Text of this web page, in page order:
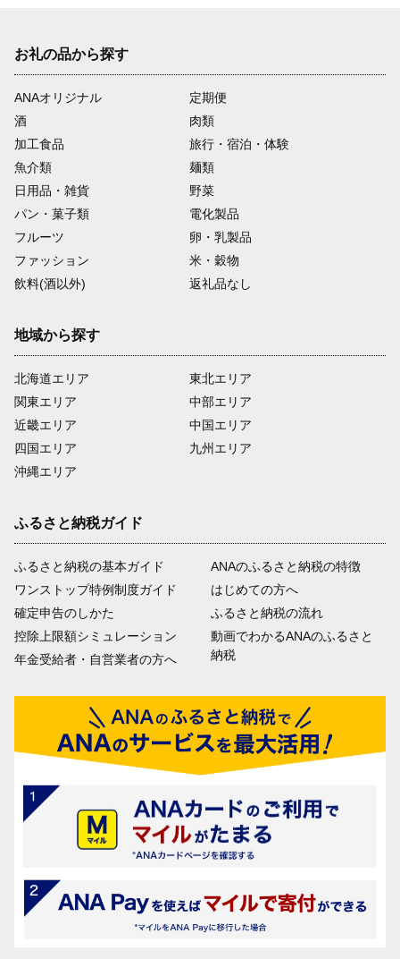
お礼の品から探す
ANAオリジナル
定期便
酒
肉類
加工食品
旅行・宿泊・体験
魚介類
麺類
日用品・雑貨
野菜
パン・菓子類
電化製品
フルーツ
卵・乳製品
ファッション
米・穀物
飲料(酒以外)
返礼品なし
地域から探す
北海道エリア
関東エリア
近畿エリア
四国エリア
沖縄エリア
東北エリア
中部エリア
中国エリア
九州エリア
ふるさと納税ガイド
ふるさと納税の基本ガイド
ワンストップ特例制度ガイド
確定申告のしかた
控除上限額シミュレーション
年金受給者・自営業者の方へ
ANAのふるさと納税の特徴
はじめての方へ
ふるさと納税の流れ
動画でわかるANAのふるさと
納税